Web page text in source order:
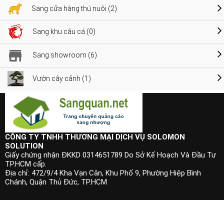
Sang cửa hàng thú nuôi (2)
Sang khu câu cá (0)
Sang showroom (6)
Vườn cây cảnh (1)
CÔNG TY TNHH THƯƠNG MẠI DỊCH VỤ SOLOMON
SOLUTION
Giấy chứng nhận ĐKKD 0314651789 Do Sở Kế Hoạch Và Đầu Tư
TP.HCM cấp.
Địa chỉ: 472/9/4 Kha Vạn Cân, Khu Phố 9, Phường Hiệp Bình
Chánh, Quận Thủ Đức, TP.HCM